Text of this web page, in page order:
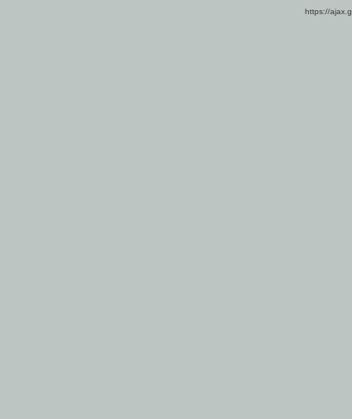
https://